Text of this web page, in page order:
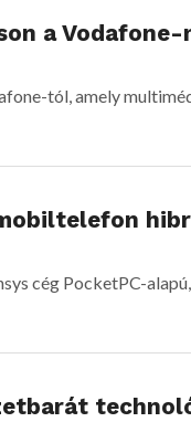
a
tól, amely
cég PocketPC-